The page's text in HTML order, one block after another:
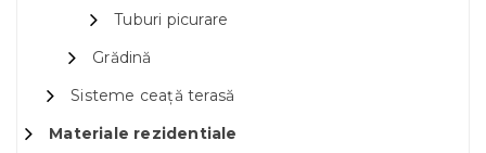
Tuburi picurare
Grădină
Sisteme ceață terasă
Materiale rezidentiale